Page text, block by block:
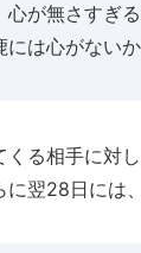
心が無さすぎ
は心がないか
くる相手に対
翌28日には、